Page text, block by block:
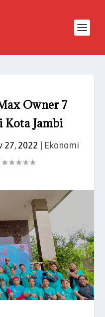
Owner 7
Kota Jambi
27, 2022
Ekonomi